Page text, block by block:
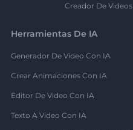
Creador De Videos
Herramientas De IA
Generador De Video Con IA
Crear Animaciones Con IA
Editor De Video Con IA
Texto A Video Con IA